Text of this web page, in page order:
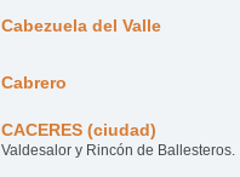
Cabezuela del Valle
Cabrero
CACERES (ciudad)
Valdesalor y Rincón de Ballesteros.